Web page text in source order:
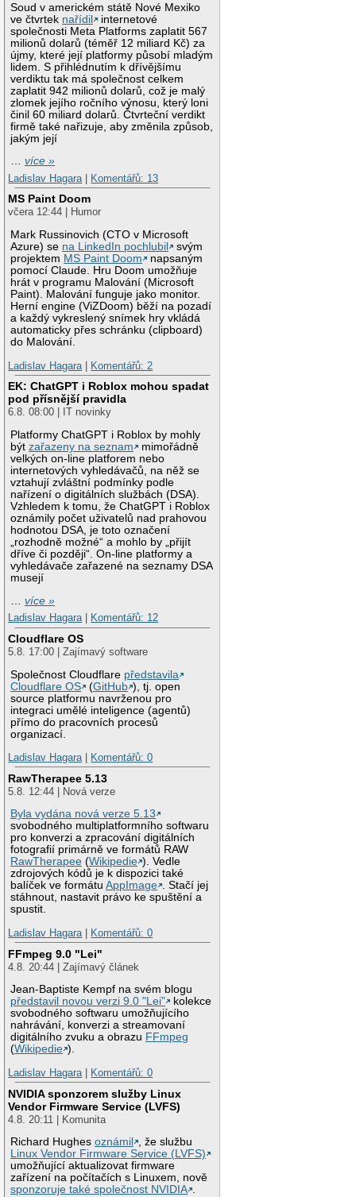
Soud v americkém státě Nové Mexiko
ve čtvrtek nařídil
internetové
společnosti Meta Platforms zaplatit 567
milionů dolarů (téměř 12 miliard Kč) za
újmy, které její platformy působí mladým
lidem. S přihlédnutím k dřívějšímu
verdiktu tak má společnost celkem
zaplatit 942 milionů dolarů, což je malý
zlomek jejího ročního výnosu, který loni
činil 60 miliard dolarů. Čtvrteční verdikt
firmě také nařizuje, aby změnila způsob,
jakým její
…více »
Ladislav Hagara
Komentářů: 13
MS Paint Doom
včera 12:44 | Humor
Mark Russinovich (CTO v Microsoft
Azure) se na LinkedIn pochlubil
svým
projektem MS Paint Doom
napsaným
pomocí Claude. Hru Doom umožňuje
hrát v programu Malování (Microsoft
Paint). Malování funguje jako monitor.
Herní engine (ViZDoom) běží na pozadí
a každý vykreslený snímek hry vkládá
automaticky přes schránku (clipboard)
do Malování.
Ladislav Hagara
Komentářů: 2
EK: ChatGPT i Roblox mohou spadat
pod přísnější pravidla
6.8. 08:00 | IT novinky
Platformy ChatGPT i Roblox by mohly
býtzařazeny na seznam
mimořádně
velkých on-line platforem nebo
internetových vyhledávačů, na něž se
vztahují zvláštní podmínky podle
nařízení o digitálních službách (DSA).
Vzhledem k tomu, že ChatGPT i Roblox
oznámily počet uživatelů nad prahovou
hodnotou DSA, je toto označení
„rozhodně možné“ a mohlo by „přijít
dříve či později“. On-line platformy a
vyhledávače zařazené na seznamy DSA
musejí
…více »
Ladislav Hagara| Komentářů: 12
Cloudflare OS
5.8. 17:00 | Zajímavý software
Společnost Cloudflare představila
Cloudflare OS
(GitHub ), tj. open
source platformu navrženou pro
integraci umělé inteligence (agentů)
přímo do pracovních procesů
organizací.
Ladislav Hagara| Komentářů: 0
RawTherapee 5.13
5.8. 12:44 | Nová verze
Byla vydána nová verze 5.13
svobodného multiplatformního softwaru
pro konverzi a zpracování digitálních
fotografií primárně ve formátů RAW
RawTherapee (Wikipedie ). Vedle
zdrojových kódů je k dispozici také
balíček ve formátuAppImage . Stačí jej
stáhnout, nastavit právo ke spuštění a
spustit.
Ladislav Hagara| Komentářů: 0
FFmpeg 9.0 "Lei"
4.8. 20:44 | Zajímavý článek
Jean-Baptiste Kempf na svém blogu
představil novou verzi 9.0 "Lei"
kolekce
svobodného softwaru umožňujícího
nahrávání, konverzi a streamovaní
digitálního zvuku a obrazu FFmpeg
(Wikipedie ).
Ladislav Hagara| Komentářů: 0
NVIDIA sponzorem služby Linux
Vendor Firmware Service (LVFS)
4.8. 20:11 | Komunita
Richard Hughesoznámil
, že službu
Linux Vendor Firmware Service (LVFS)
umožňující aktualizovat firmware
zařízení na počítačích s Linuxem, nově
sponzoruje také společnost NVIDIA .